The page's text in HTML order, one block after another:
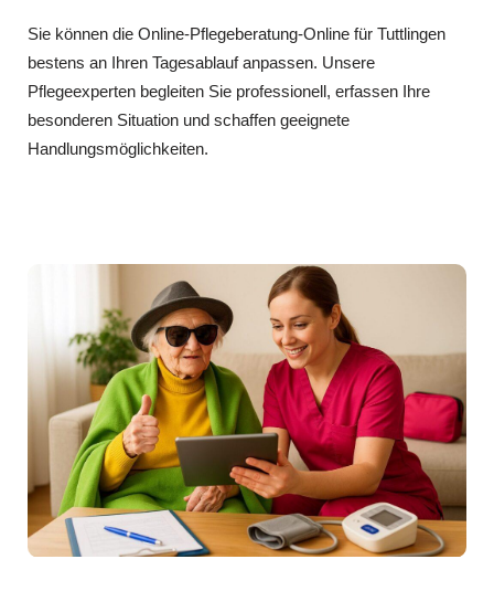
Sie können die Online-Pflegeberatung-Online für Tuttlingen
bestens an Ihren Tagesablauf anpassen. Unsere
Pflegeexperten begleiten Sie professionell, erfassen Ihre
besonderen Situation und schaffen geeignete
Handlungsmöglichkeiten.